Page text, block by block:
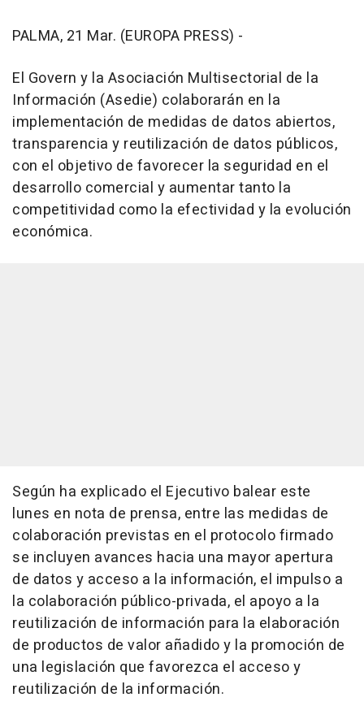
PALMA, 21 Mar. (EUROPA PRESS) -
El Govern y la Asociación Multisectorial de la
Información (Asedie) colaborarán en la
implementación de medidas de datos abiertos,
transparencia y reutilización de datos públicos,
con el objetivo de favorecer la seguridad en el
desarrollo comercial y aumentar tanto la
competitividad como la efectividad y la evolución
económica.
Según ha explicado el Ejecutivo balear este
lunes en nota de prensa, entre las medidas de
colaboración previstas en el protocolo firmado
se incluyen avances hacia una mayor apertura
de datos y acceso a la información, el impulso a
la colaboración público-privada, el apoyo a la
reutilización de información para la elaboración
de productos de valor añadido y la promoción de
una legislación que favorezca el acceso y
reutilización de la información.